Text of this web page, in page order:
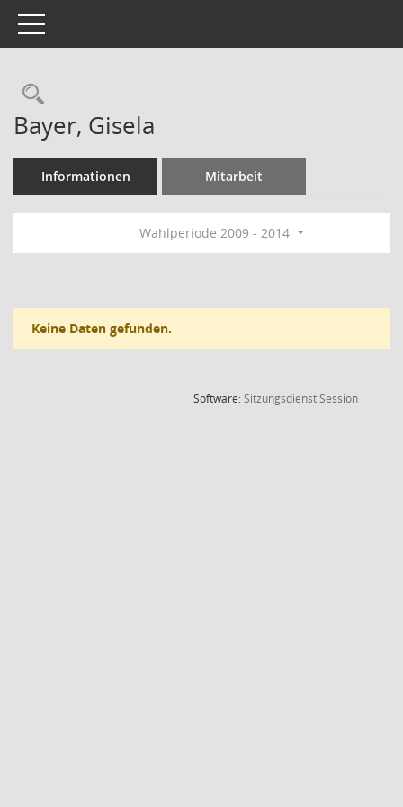
Toggle navigation
Rechercheauswahl
Bayer, Gisela
Informationen Mitarbeit
Wahlperiode 2009 - 2014
Keine Daten gefunden.
Software:SitzungsdienstSession(Wird in